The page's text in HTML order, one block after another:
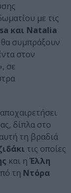
με τις
και Natalia
θα συμπράξουν
στον
σε
δίπλα στο
τη βραδιά
τις οποίες
και η Έλλη
τη Ντόρα